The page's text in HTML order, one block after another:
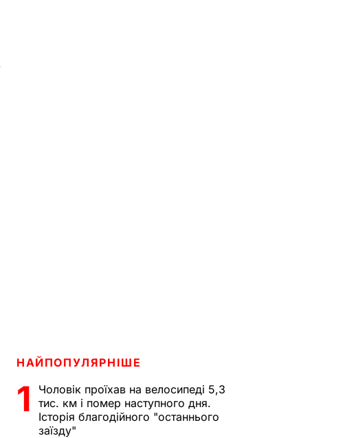
НАЙПОПУЛЯРНІШЕ
1
Чоловік проїхав на велосипеді 5,3
тис. км і помер наступного дня.
Історія благодійного "останнього
заїзду"